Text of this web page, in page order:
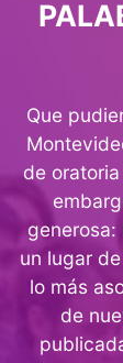
Que
de
un lugar
lo más
de